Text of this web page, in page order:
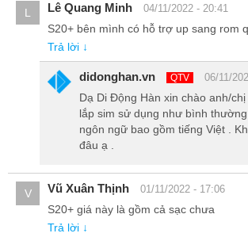
L Lê Quang Minh 04/11/2022 - 20:41
S20+ bên mình có hỗ trợ up sang rom
Trả lời ↓
didonghan.vn QTV 06/11/
Dạ Di Động Hàn xin chào anh/
lắp sim sử dụng như bình
ngôn ngữ bao gồm tiếng Việt .
đâu ạ .
V Vũ Xuân Thịnh 01/11/2022 - 17:06
S20+ giá này là gồm cả sạc chưa
Trả lời ↓